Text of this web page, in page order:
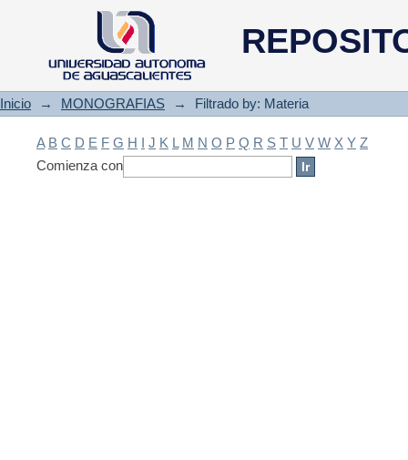
Filtrado by: Materia
Inicio → MONOGRAFIAS → Filtrado by: Materia
A B C D E F G H I J K L M N O P Q R S T U V W X Y Z
Comienza con